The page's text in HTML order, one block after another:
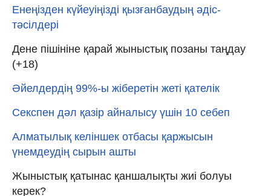
Енеңізден күйеуіңізді қызғанбаудың әдіс-
тәсілдері
Дене пішініне қарай жыныстық позаны таңдау
(+18)
Әйелдердің 99%-ы жіберетін жеті қателік
Секспен дәл қазір айналысу үшін 10 себеп
Алматылық келіншек отбасы қаржысын
үнемдеудің сырын ашты
Жыныстық қатынас қаншалықты жиі болуы
керек?